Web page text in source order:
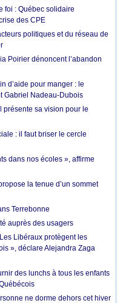
foi : Québec solidaire
des CPE
politiques et du réseau de
Poirier dénoncent l’abandon
d’aide pour manger : le
Gabriel Nadeau-Dubois
présente sa vision pour le
: il faut briser le cercle
dans nos écoles », affirme
la tenue d’un sommet
Terrebonne
auprès des usagers
Libéraux protègent les
», déclare Alejandra Zaga
des lunchs à tous les enfants
ne dorme dehors cet hiver